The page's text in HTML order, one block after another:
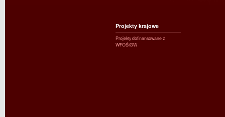
Projekty krajowe
Projekty dofinansowane z
WFOŚiGW